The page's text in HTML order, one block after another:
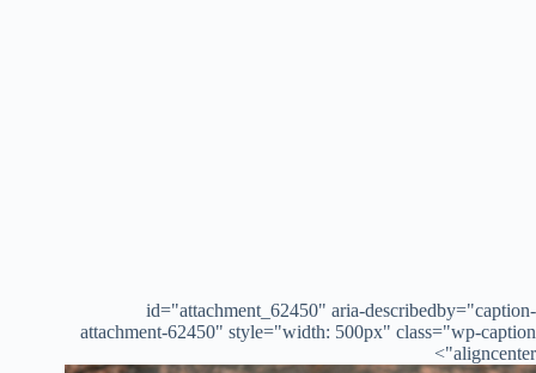
id="attachment_62450" aria-describedby="caption-
attachment-62450" style="width: 500px" class="wp-caption
aligncenter">